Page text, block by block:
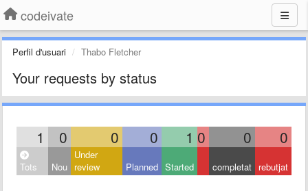
codeivate
Perfil d'usuari Thabo Fletcher
Your requests by status
1 0 0 0 1 0 0 0
Tots Nou
Under
review
Planned Started completat rebutjat